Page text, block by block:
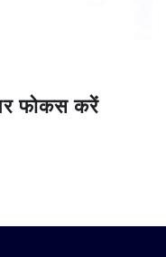
फोकस करें